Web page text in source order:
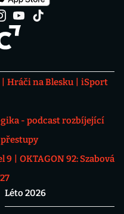
Hráči na Blesku
iSport
- podcast rozbíjející
9
OKTAGON 92: Szabová
Léto 2026